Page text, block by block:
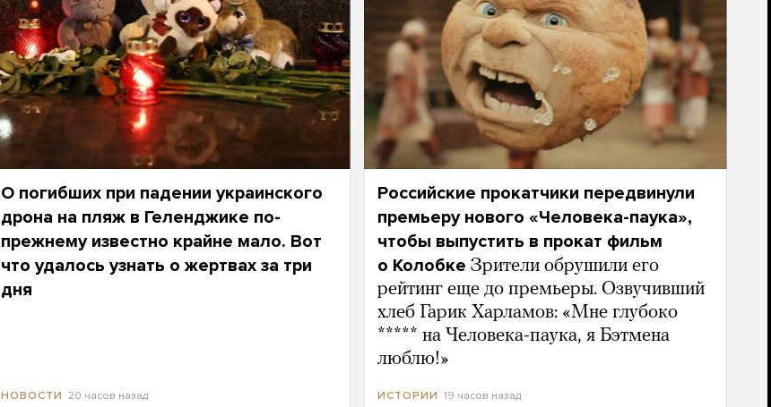
О погибших при падении украинского
дрона на пляж в Геленджике по-
прежнему известно крайне мало. Вот
что удалось узнать о жертвах за три
дня
НОВОСТИ 20 часов назад
Российские прокатчики передвинули
премьеру нового «Человека-паука»,
чтобы выпустить в прокат фильм
о Колобке Зрители обрушили его
рейтинг еще до премьеры. Озвучивший
хлеб Гарик Харламов: «Мне глубоко
***** на Человека-паука, я Бэтмена
люблю!»
ИСТОРИИ 19 часов назад